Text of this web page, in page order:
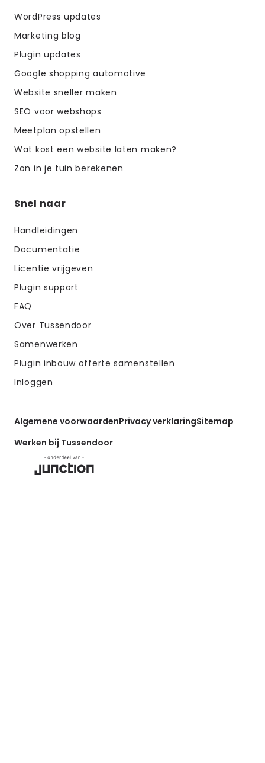
WordPress updates
Marketing blog
Plugin updates
Google shopping automotive
Website sneller maken
SEO voor webshops
Meetplan opstellen
Wat kost een website laten maken?
Zon in je tuin berekenen
Snel naar
Handleidingen
Documentatie
Licentie vrijgeven
Plugin support
FAQ
Over Tussendoor
Samenwerken
Plugin inbouw offerte samenstellen
Inloggen
Belangrijke
Algemene voorwaardenPrivacy verklaringSitemap
Werken bij Tussendoor